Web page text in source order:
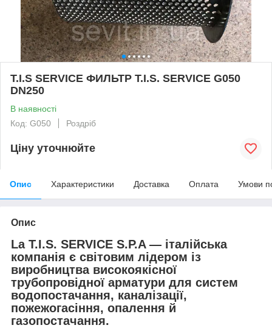
T.I.S SERVICE ФИЛЬТР T.I.S. SERVICE G050
DN250
В наявності
Код: G050
Роздріб
Ціну уточнюйте
Опис Характеристики Доставка Оплата Умови
Опис
La T.I.S. SERVICE S.P.A — італійська
компанія є світовим лідером із
виробництва високоякісної
трубопровідної арматури для систем
водопостачання, каналізації,
пожежогасіння, опалення й
газопостачання.